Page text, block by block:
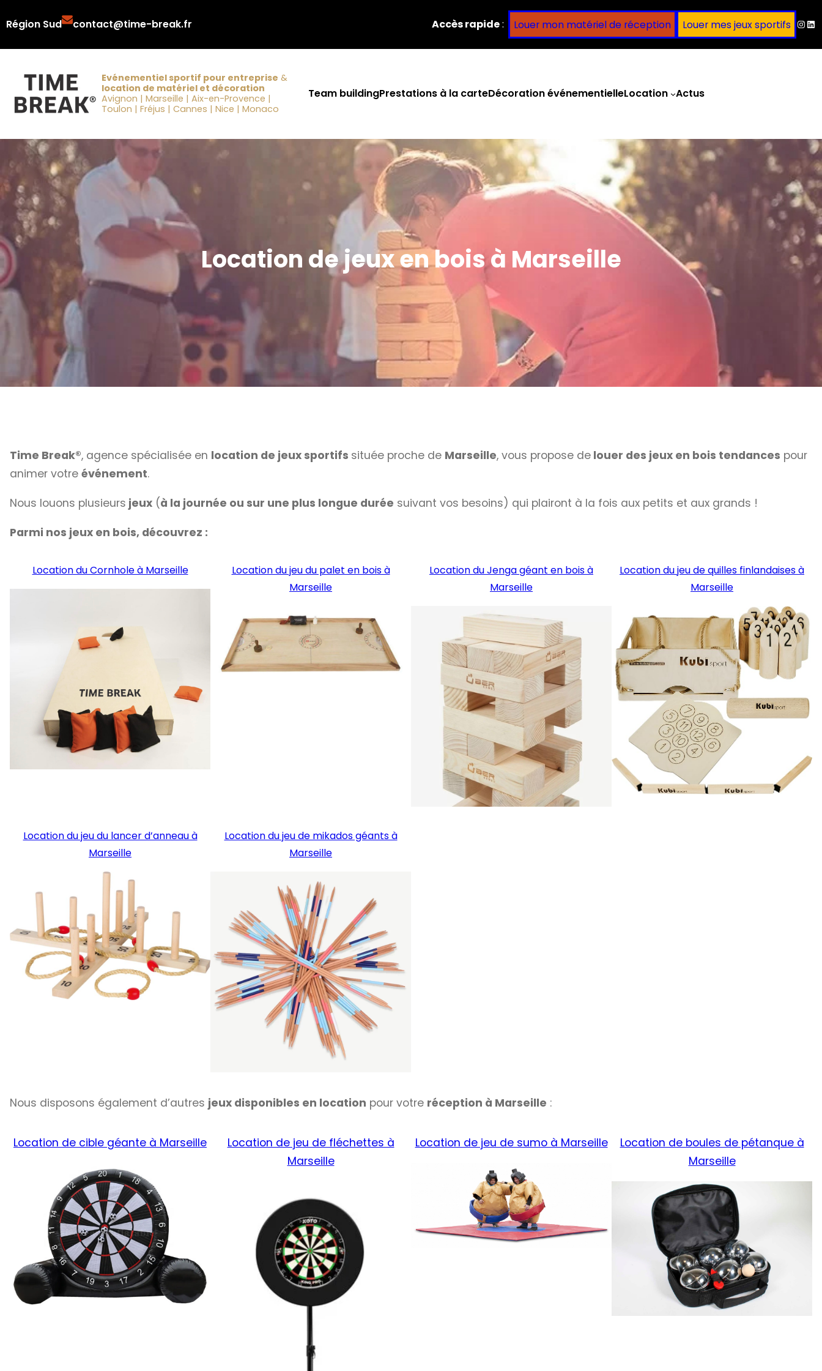
au
contenu
Région Sud contact@time-break.fr Accès rapide: Louer mon matériel de réception Louer mes jeux sportifs
Evénementiel sportif pour entreprise &
location de matériel et décoration
Avignon | Marseille | Aix-en-Provence |
Toulon | Fréjus | Cannes | Nice | Monaco
Team buildingPrestations à la carteDécoration événementielleLocation Actus
Location de jeux en bois à Marseille
Time Break®, agence spécialisée en location de jeux sportifs située proche de Marseille, vous propose de louer des jeux en bois tendances pour
animer votre événement.
Nous louons plusieurs jeux (à la journée ou sur une plus longue durée suivant vos besoins) qui plairont à la fois aux petits et aux grands !
Parmi nos jeux en bois, découvrez :
Location du Cornhole à Marseille
Location du jeu du palet en bois à
Marseille
Location du Jenga géant en bois à
Marseille
Location du jeu de quilles finlandaises à
Marseille
Location du jeu du lancer d’anneau à
Marseille
Location du jeu de mikados géants à
Marseille
Nous disposons également d’autres jeux disponibles en location pour votre réception à Marseille :
Location de cible géante à Marseille
Location de jeu de fléchettes à
Marseille
Location de jeu de sumo à Marseille
Location de boules de pétanque à
Marseille